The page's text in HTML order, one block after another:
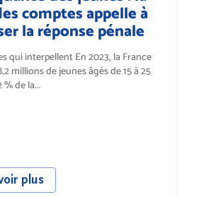
comptes appelle à
la réponse pénale
qui interpellent En 2023, la France
millions de jeunes âgés de 15 à 25
% de la...
plus